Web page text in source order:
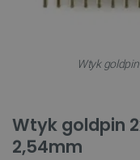
Wtyk
Wtyk goldpin
2,54mm